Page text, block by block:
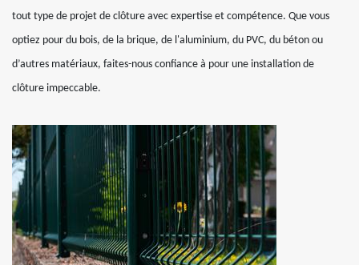
tout type de projet de clôture avec expertise et compétence. Que vous
optiez pour du bois, de la brique, de l'aluminium, du PVC, du béton ou
d’autres matériaux, faites-nous confiance à pour une installation de
clôture impeccable.